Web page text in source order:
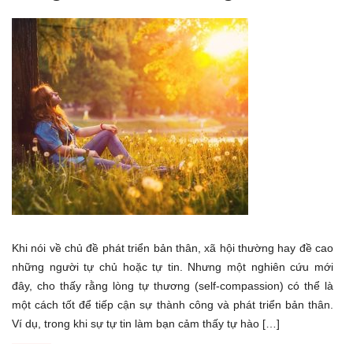
Khi nói về chủ đề phát triển bản thân, xã hội thường hay đề cao
những người tự chủ hoặc tự tin. Nhưng một nghiên cứu mới
đây, cho thấy rằng lòng tự thương (self-compassion) có thể là
một cách tốt để tiếp cận sự thành công và phát triển bản thân.
Ví dụ, trong khi sự tự tin làm bạn cảm thấy tự hào […]